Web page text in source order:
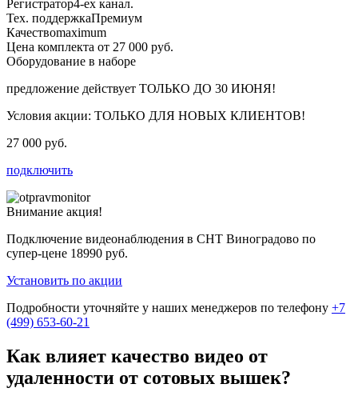
Регистратор4-ех канал.
Тех. поддержкаПремиум
Качествоmaximum
Цена комплекта от 27 000 руб.
Оборудование в наборе
предложение действует ТОЛЬКО ДО 30 ИЮНЯ!
Условия акции: ТОЛЬКО ДЛЯ НОВЫХ КЛИЕНТОВ!
27 000 руб.
подключить
Внимание акция!
Подключение видеонаблюдения в СНТ Виноградово по
супер-цене 18990 руб.
Установить по акции
Подробности уточняйте у наших менеджеров по телефону +7
(499) 653-60-21
Как влияет качество видео от
удаленности от сотовых вышек?